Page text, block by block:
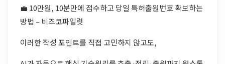
💼 10만원, 10분만에 접수하고 당일 특허출원번호 확보하는
방법 – 비즈코파일럿
이러한 작성 포인트를 직접 고민하지 않고도,